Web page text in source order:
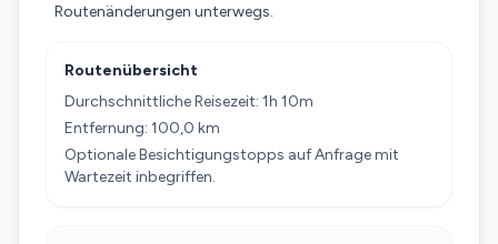
Routenänderungen unterwegs.
Routenübersicht
Durchschnittliche Reisezeit: 1h 10m
Entfernung: 100,0 km
Optionale Besichtigungstopps auf Anfrage mit
Wartezeit inbegriffen.